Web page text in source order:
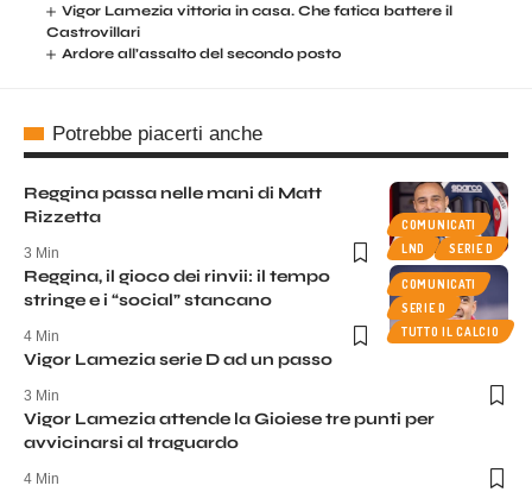
Vigor Lamezia vittoria in casa. Che fatica battere il
Castrovillari
Ardore all’assalto del secondo posto
Potrebbe piacerti anche
COMUNICATI
LND
SERIE D
Reggina passa nelle mani di Matt
Rizzetta
3 Min
COMUNICATI
SERIE D
TUTTO IL CALCIO
Reggina, il gioco dei rinvii: il tempo
stringe e i “social” stancano
4 Min
Vigor Lamezia serie D ad un passo
3 Min
Vigor Lamezia attende la Gioiese tre punti per
avvicinarsi al traguardo
4 Min